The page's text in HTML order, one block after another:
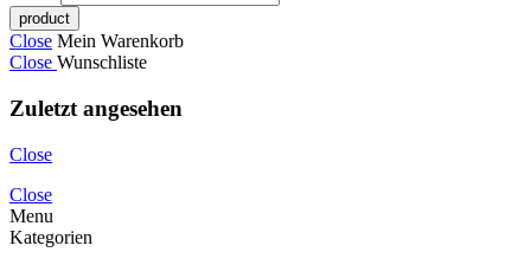
Close Mein Warenkorb
Close Wunschliste
Zuletzt angesehen
Close
Close
Menu
Kategorien